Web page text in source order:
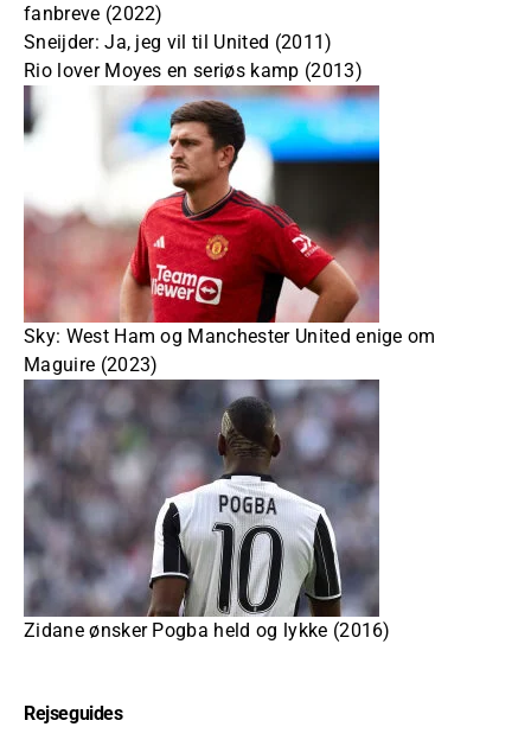
fanbreve (2022)
Sneijder: Ja, jeg vil til United (2011)
Rio lover Moyes en seriøs kamp (2013)
Sky: West Ham og Manchester United enige om
Maguire (2023)
Zidane ønsker Pogba held og lykke (2016)
Rejseguides